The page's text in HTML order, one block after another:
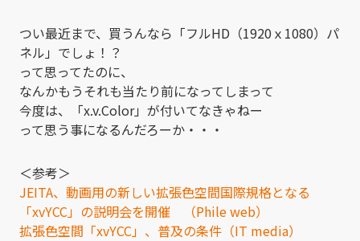
つい最近まで、買うんなら「フルHD（1920ｘ1080）パ
ネル」でしょ！？
って思ってたのに、
なんかもうそれも当たり前になってしまって
今度は、「x.v.Color」が付いてなきゃねー
って思う事になるんだろーか・・・
＜参考＞
JEITA、動画用の新しい拡張色空間国際規格となる
「xvYCC」の説明会を開催 （Phile web）
拡張色空間「xvYCC」、普及の条件（IT media）